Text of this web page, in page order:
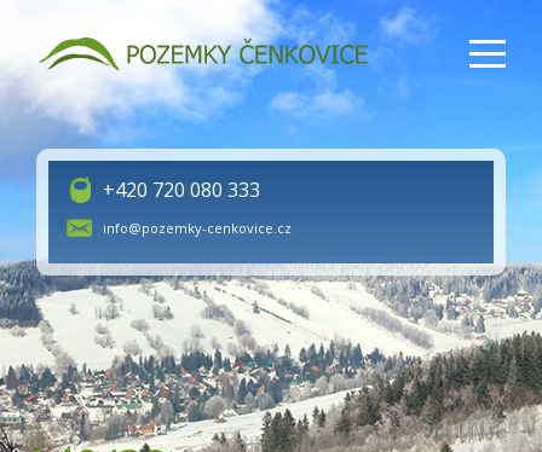
+420 720 080 333
info@pozemky-cenkovice.cz